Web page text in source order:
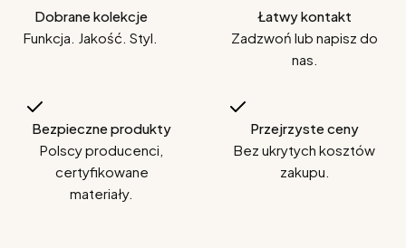
Dobrane kolekcje
Funkcja. Jakość. Styl.
Łatwy kontakt
Zadzwoń lub napisz do
nas.
Bezpieczne produkty
Polscy producenci,
certyfikowane
materiały.
Przejrzyste ceny
Bez ukrytych kosztów
zakupu.